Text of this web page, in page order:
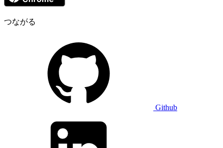
つながる
Github